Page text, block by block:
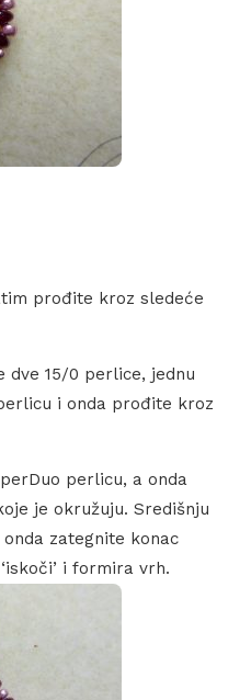
prođite kroz sledeće
dve 15/0 perlice, jednu
i onda prođite kroz
perlicu, a onda
je okružuju. Središnju
zategnite konac
i formira vrh.